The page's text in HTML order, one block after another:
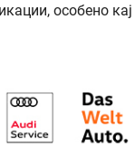
особено кај